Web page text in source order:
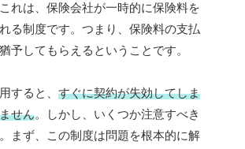
れは、保険会社が一時的に保険料を
る制度です。つまり、保険料の支払
予してもらえるということです。
すると、 すぐに契約が失効してしま
せん。しかし、いくつか注意すべき
まず、この制度は問題を根本的に解